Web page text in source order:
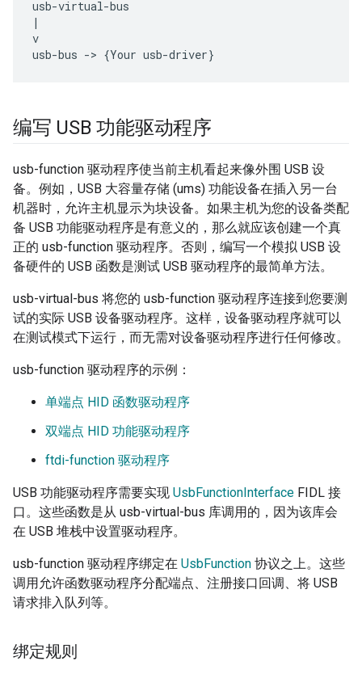
usb-virtual-bus
|
v
编写 USB 功能驱动程序
usb-function 驱动程序使当前主机看起来像外围 USB 设
备。例如，USB 大容量存储 (ums) 功能设备在插入另一台
机器时，允许主机显示为块设备。如果主机为您的设备类配
备 USB 功能驱动程序是有意义的，那么就应该创建一个真
正的 usb-function 驱动程序。否则，编写一个模拟 USB 设
备硬件的 USB 函数是测试 USB 驱动程序的最简单方法。
usb-virtual-bus 将您的 usb-function 驱动程序连接到您要测
试的实际 USB 设备驱动程序。这样，设备驱动程序就可以
在测试模式下运行，而无需对设备驱动程序进行任何修改。
usb-function 驱动程序的示例：
单端点 HID 函数驱动程序
双端点 HID 功能驱动程序
ftdi-function 驱动程序
USB 功能驱动程序需要实现 UsbFunctionInterface FIDL 接
口。这些函数是从 usb-virtual-bus 库调用的，因为该库会
在 USB 堆栈中设置驱动程序。
usb-function 驱动程序绑定在 UsbFunction 协议之上。这些
调用允许函数驱动程序分配端点、注册接口回调、将 USB
请求排入队列等。
绑定规则